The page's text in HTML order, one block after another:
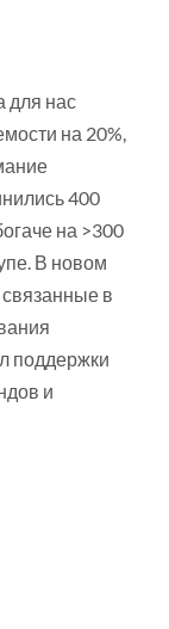
для нас
на 20%,
400
на >300
В новом
в
поддержки
и